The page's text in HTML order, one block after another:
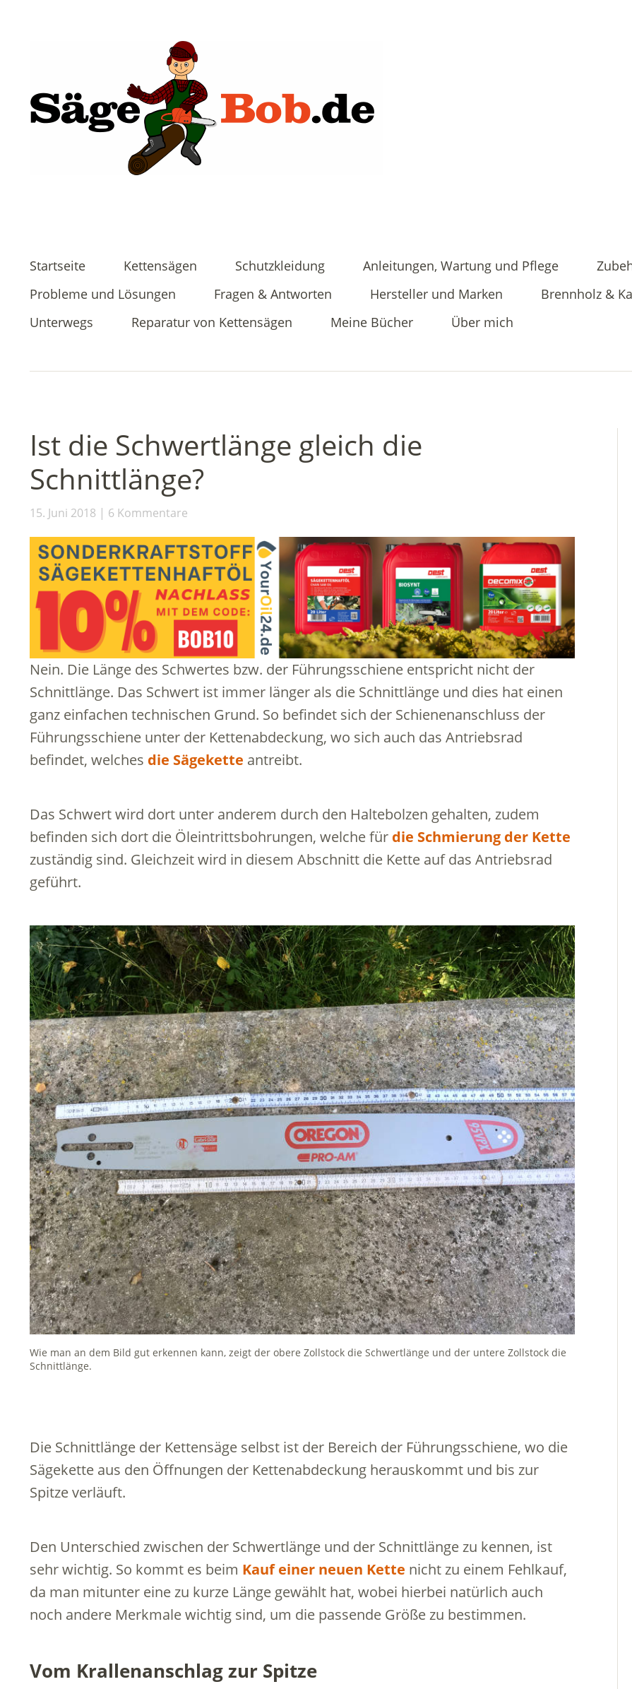
Startseite Kettensägen Schutzkleidung Anleitungen, Wartung und Pflege
Probleme und Lösungen
Fragen & Antworten Hersteller und Marken Brennholz &
Unterwegs
Reparatur von Kettensägen Meine Bücher Über mich
Ist die Schwertlänge gleich die
Schnittlänge?
15. Juni 2018 6 Kommentare
Nein. Die Länge des Schwertes bzw. der Führungsschiene entspricht nicht der
Schnittlänge. Das Schwert ist immer länger als die Schnittlänge und dies hat einen
ganz einfachen technischen Grund. So befindet sich der Schienenanschluss der
Führungsschiene unter der Kettenabdeckung, wo sich auch das Antriebsrad
befindet, welches die Sägekette antreibt.
Das Schwert wird dort unter anderem durch den Haltebolzen gehalten, zudem
befinden sich dort die Öleintrittsbohrungen, welche für die Schmierung der Kette
zuständig sind. Gleichzeit wird in diesem Abschnitt die Kette auf das Antriebsrad
geführt.
Wie man an dem Bild gut erkennen kann, zeigt der obere Zollstock die Schwertlänge und der untere Zollstock die
Schnittlänge.
Die Schnittlänge der Kettensäge selbst ist der Bereich der Führungsschiene, wo die
Sägekette aus den Öffnungen der Kettenabdeckung herauskommt und bis zur
Spitze verläuft.
Den Unterschied zwischen der Schwertlänge und der Schnittlänge zu kennen, ist
sehr wichtig. So kommt es beim Kauf einer neuen Kette nicht zu einem Fehlkauf,
da man mitunter eine zu kurze Länge gewählt hat, wobei hierbei natürlich auch
noch andere Merkmale wichtig sind, um die passende Größe zu bestimmen.
Vom Krallenanschlag zur Spitze